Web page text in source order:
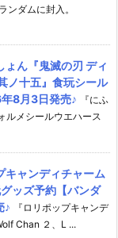
ンダムに封入。
ょん『鬼滅の刃 ディ
ノ十五』食玩シール
8月3日発売♪
『にふ
ルメシールウエハース
キャンディチャーム
ッズ予約【バンダ
♪
『ロリポップキャンデ
Chan ２、L ...